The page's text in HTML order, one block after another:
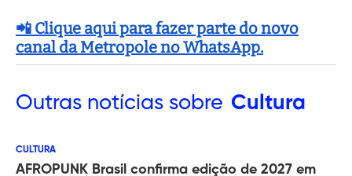
📲 Clique aqui para fazer parte do novo
canal da Metropole no WhatsApp.
Outras notícias sobre Cultura
CULTURA
AFROPUNK Brasil confirma edição de 2027 em